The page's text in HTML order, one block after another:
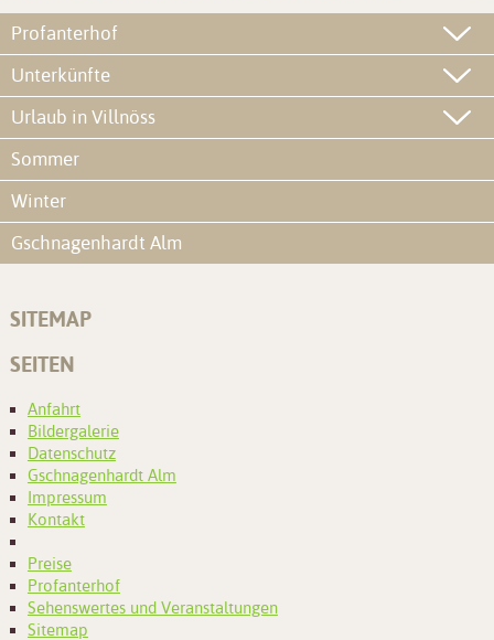
Profanterhof
Unterkünfte
Urlaub in Villnöss
Sommer
Winter
Gschnagenhardt Alm
SITEMAP
SEITEN
Anfahrt
Bildergalerie
Datenschutz
Gschnagenhardt Alm
Impressum
Kontakt
Preise
Profanterhof
Sehenswertes und Veranstaltungen
Sitemap